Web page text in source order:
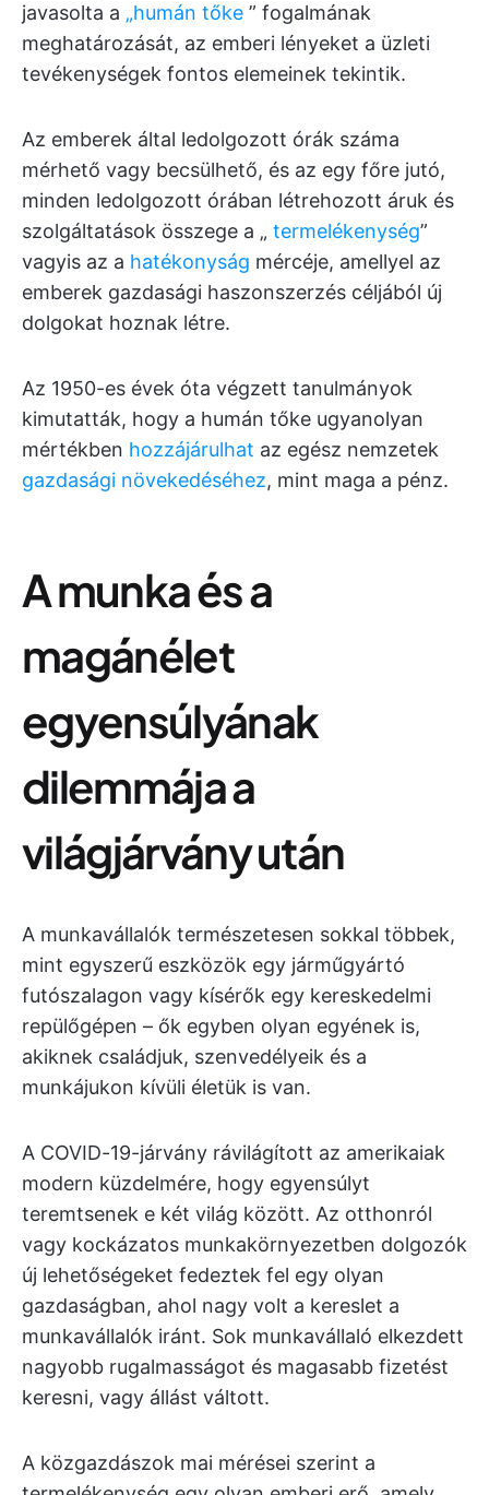
javasolta a „humán tőke ” fogalmának
meghatározását, az emberi lényeket a üzleti
tevékenységek fontos elemeinek tekintik.
Az emberek által ledolgozott órák száma
mérhető vagy becsülhető, és az egy főre jutó,
minden ledolgozott órában létrehozott áruk és
szolgáltatások összege a „ termelékenység”
vagyis az a hatékonyság mércéje, amellyel az
emberek gazdasági haszonszerzés céljából új
dolgokat hoznak létre.
Az 1950-es évek óta végzett tanulmányok
kimutatták, hogy a humán tőke ugyanolyan
mértékben hozzájárulhat az egész nemzetek
gazdasági növekedéséhez, mint maga a pénz.
A munka és a
magánélet
egyensúlyának
dilemmája a
világjárvány után
A munkavállalók természetesen sokkal többek,
mint egyszerű eszközök egy járműgyártó
futószalagon vagy kísérők egy kereskedelmi
repülőgépen – ők egyben olyan egyének is,
akiknek családjuk, szenvedélyeik és a
munkájukon kívüli életük is van.
A COVID-19-járvány rávilágított az amerikaiak
modern küzdelmére, hogy egyensúlyt
teremtsenek e két világ között. Az otthonról
vagy kockázatos munkakörnyezetben dolgozók
új lehetőségeket fedeztek fel egy olyan
gazdaságban, ahol nagy volt a kereslet a
munkavállalók iránt. Sok munkavállaló elkezdett
nagyobb rugalmasságot és magasabb fizetést
keresni, vagy állást váltott.
A közgazdászok mai mérései szerint a